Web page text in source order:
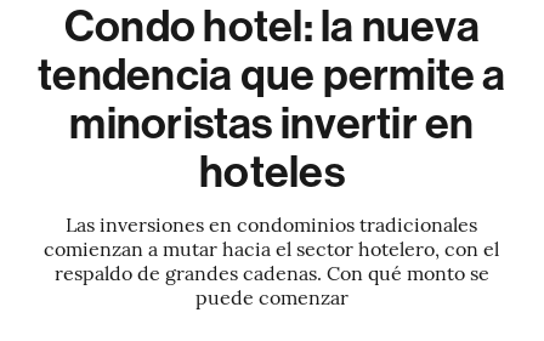
Condo hotel: la nueva
tendencia que permite a
minoristas invertir en
hoteles
Las inversiones en condominios tradicionales
comienzan a mutar hacia el sector hotelero, con el
respaldo de grandes cadenas. Con qué monto se
puede comenzar